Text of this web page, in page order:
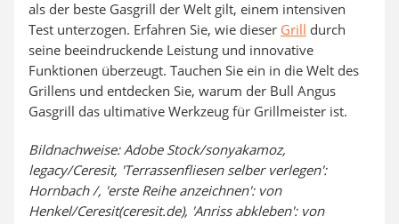
als der beste Gasgrill der Welt gilt, einem intensiven
Test unterzogen. Erfahren Sie, wie dieser Grill durch
seine beeindruckende Leistung und innovative
Funktionen überzeugt. Tauchen Sie ein in die Welt des
Grillens und entdecken Sie, warum der Bull Angus
Gasgrill das ultimative Werkzeug für Grillmeister ist.
Bildnachweise: Adobe Stock/sonyakamoz,
legacy/Ceresit, 'Terrassenfliesen selber verlegen':
Hornbach /, 'erste Reihe anzeichnen': von
Henkel/Ceresit(ceresit.de), 'Anriss abkleben': von